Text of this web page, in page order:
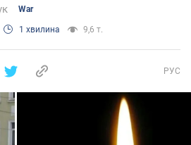
War
1 хвилина 9,6 т.
РУС